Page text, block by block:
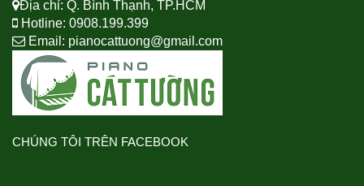
Địa chỉ: Q. Bình Thạnh, TP.HCM
Hotline: 0908.199.399
Email: pianocattuong@gmail.com
CHÚNG TÔI TRÊN FACEBOOK